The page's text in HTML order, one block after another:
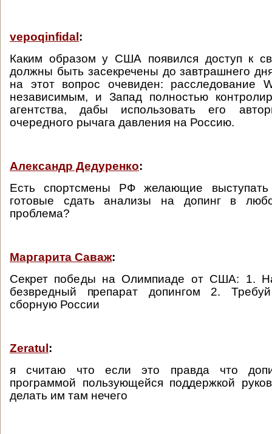
vepoqinfidal :
Каким образом у США появился доступ к
должны быть засекречены до завтрашнего
на этот вопрос очевиден: расследование
независимым, и Запад полностью
агентства, дабы использовать его
очередного рычага давления на Россию.
Александр Дедуренко:
Есть спортсмены РФ желающие
готовые сдать анализы на допинг в
проблема?
Маргарита Саваж:
Секрет победы на Олимпиаде от США: 1.
безвредный препарат допингом 2.
сборную России
Zeratul :
я считаю что если это правда что
программой пользующейся поддержкой
делать им там нечего